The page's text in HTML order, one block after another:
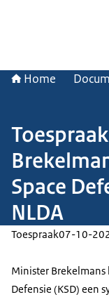
Home
Space
NLDA
Toespraak07-10-
Minister
Defensie (KSD) een